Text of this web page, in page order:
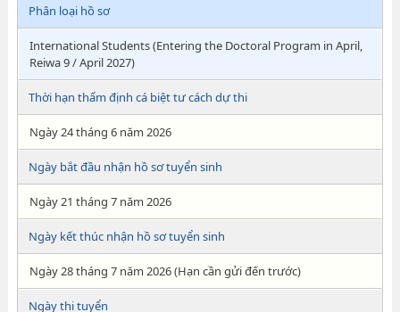
Phân loại hồ sơ
International Students (Entering the Doctoral Program in April,
Reiwa 9 / April 2027)
Thời hạn thẩm định cá biệt tư cách dự thi
Ngày 24 tháng 6 năm 2026
Ngày bắt đầu nhận hồ sơ tuyển sinh
Ngày 21 tháng 7 năm 2026
Ngày kết thúc nhận hồ sơ tuyển sinh
Ngày 28 tháng 7 năm 2026 (Hạn cần gửi đến trước)
Ngày thi tuyển